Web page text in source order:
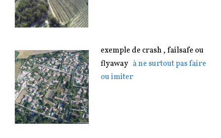
exemple de crash , failsafe ou
flyaway à ne surtout pas faire
ou imiter